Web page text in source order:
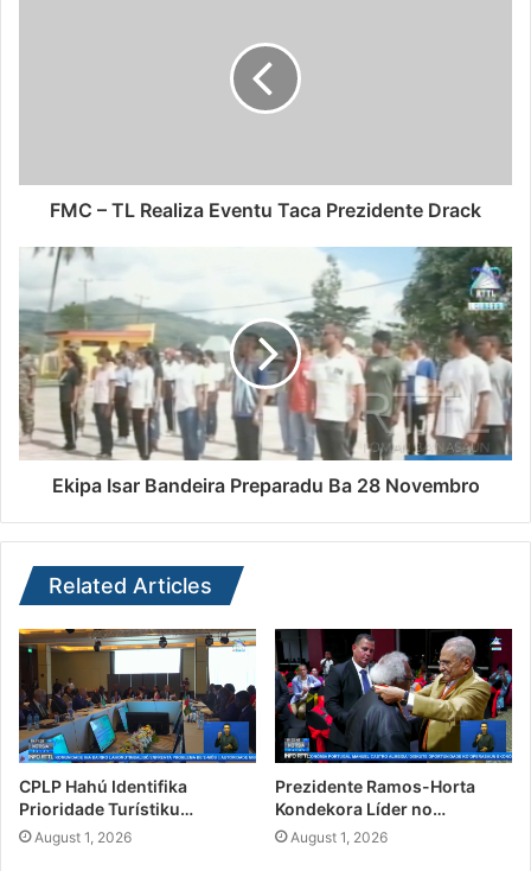
FMC – TL Realiza Eventu Taca Prezidente Drack
Ekipa Isar Bandeira Preparadu Ba 28 Novembro
Related Articles
CPLP Hahú Identifika
Prioridade Turístiku…
August 1, 2026
Prezidente Ramos-Horta
Kondekora Líder no…
August 1, 2026